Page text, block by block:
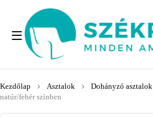
Kezdőlap Asztalok Dohányzó asztalok
natúr/fehér színben